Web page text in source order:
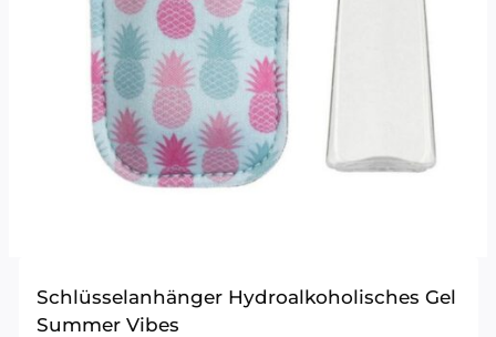
Schlüsselanhänger Hydroalkoholisches Gel
Summer Vibes